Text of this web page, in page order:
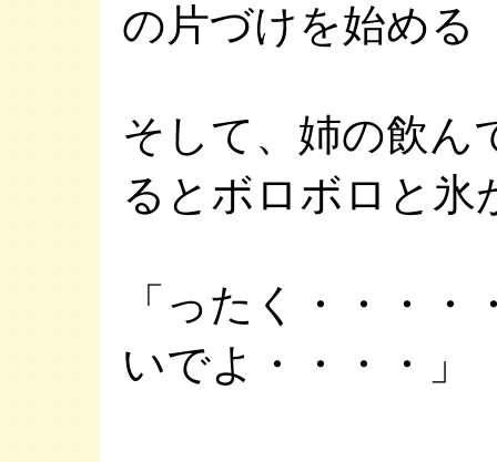
の片づけを始める
そして、姉の飲ん
るとボロボロと氷
「ったく・・・
いでよ・・・・」